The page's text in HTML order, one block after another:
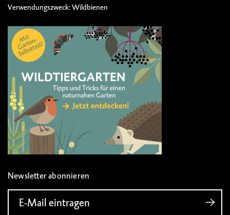
Verwendungszweck: Wildbienen
Newsletter abonnieren
E-Mail eintragen